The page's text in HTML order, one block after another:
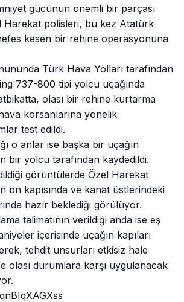
gücünün önemli bir parçası
Harekat polisleri, bu kez Atatürk
kesen bir rehine operasyonuna
Türk Hava Yolları tarafından
737-800 tipi yolcu uçağında
olası bir rehine kurtarma
korsanlarına yönelik
test edildi.
o anlar ise başka bir uçağın
bir yolcu tarafından kaydedildi.
görüntülerde Özel Harekat
ön kapısında ve kanat üstlerindeki
hazır beklediği görülüyor.
talimatının verildiği anda ise eş
içerisinde uçağın kapıları
tehdit unsurları etkisiz hale
olası durumlara karşı uygulanacak